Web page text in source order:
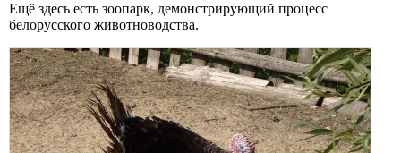
Ещё здесь есть зоопарк, демонстрирующий процесс
белорусского животноводства.